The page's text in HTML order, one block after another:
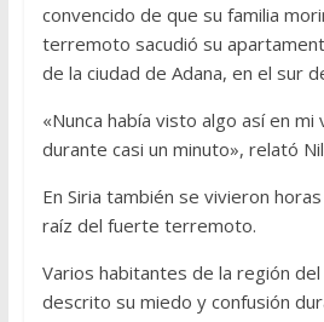
convencido de que su familia
terremoto sacudió su
de la ciudad de Adana, en el sur
«Nunca había visto algo así en mi
durante casi un minuto», relató
En Siria también se vivieron
raíz del fuerte terremoto.
Varios habitantes de la región
descrito su miedo y confusión